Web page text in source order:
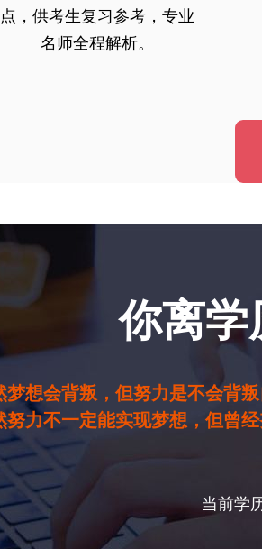
点，供考生复习参考，专业
名师全程解析。
你离
梦想会背叛，但努力是不会背
努力不一定能实现梦想，但曾
当前学